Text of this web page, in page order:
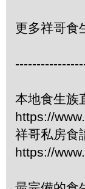
更多祥哥食
本地食生族
https://
祥哥私房食
https://